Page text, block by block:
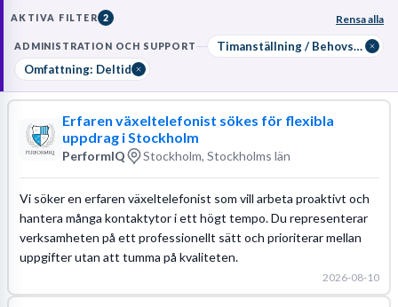
hanterar enklare kundfrågor via mejl eller telefon. För att lyckas
krävs god systemvana och grundläggande kunskaper inom
ekonomisk administration, ofta med krav pågymnasial
ekonomiutbildningeller motsvarande arbetslivserfarenhet.
AKTIVA FILTER 2 Rensa alla
ADMINISTRATION OCH SUPPORT
Timanställning / Behovsanställning
Omfattning: Deltid
Erfaren växeltelefonist sökes för flexibla
uppdrag i Stockholm
PerformIQ Stockholm, Stockholms län
Vi söker en erfaren växeltelefonist som vill arbeta proaktivt och
hantera många kontaktytor i ett högt tempo. Du representerar
verksamheten på ett professionellt sätt och prioriterar mellan
uppgifter utan att tumma på kvaliteten.
2026-08-10